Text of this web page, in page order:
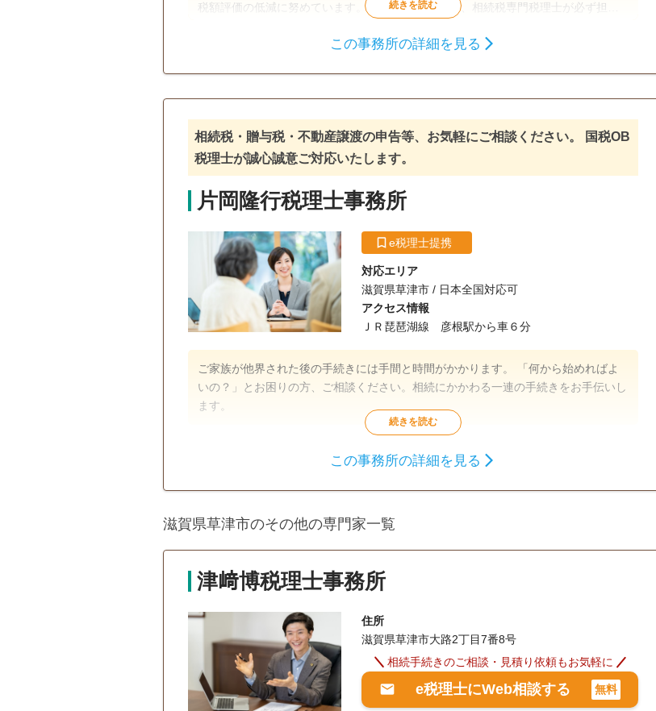
税額評価の低減に努めています。 お客様への対応は、相続税専門税理士が必ず担当
も、単に税金の減額だけではなく、相談者の意思を尊重し、円滑に財産が承継できる
士・土地家屋調査士など）があり、相続に関する課題にワンストップで対応し、お客
様の目的に応じて最適な解決策をご提案します。税理士法人として全国に8拠点を展
開し、近畿圏は本部の京都を始め、大阪・草津・大津に拠点を構えており、広範囲で
対応が可能です。
この事務所の詳細を見る
相続税・贈与税・不動産譲渡の申告等、お気軽にご相談ください。 国税OB
税理士が誠心誠意ご対応いたします。
片岡隆行税理士事務所
e税理士提携
対応エリア
滋賀県草津市 / 日本全国対応可
アクセス情報
ＪＲ琵琶湖線 彦根駅から車６分
ご家族が他界された後の手続きには手間と時間がかかります。 「何から始めればよ
いの？」とお困りの方、ご相談ください。相続にかかわる一連の手続きをお手伝いし
ます。
相続財産調査 相続税申告
動産名義変
土日相談可
この事務所の詳細を見る
滋賀県草津市のその他の専門家一覧
津﨑博税理士事務所
住所
滋賀県草津市大路2丁目7番8号
相続手続きのご相談・見積り依頼もお気軽に
e税理士にWeb相談する 無料